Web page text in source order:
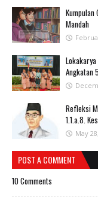
Mandah
Angkatan
Refleksi
1.1.a.8.
May
POST A COMMENT
10 Comments